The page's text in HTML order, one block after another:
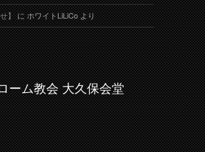
】にホワイトLiLiCoより
ーム教会 大久保会堂